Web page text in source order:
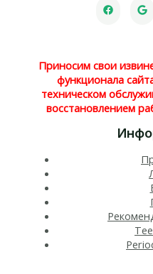
Приносим свои
функционала
техническом
восстановлением